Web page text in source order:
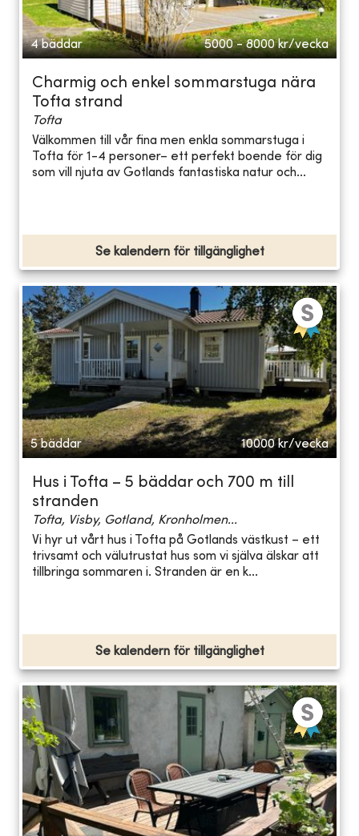
4 bäddar 5000 - 8000 kr/vecka
Charmig och enkel sommarstuga nära
Tofta strand
Tofta
Välkommen till vår fina men enkla sommarstuga i
Tofta för 1-4 personer– ett perfekt boende för dig
som vill njuta av Gotlands fantastiska natur och...
Se kalendern för tillgänglighet
5 bäddar 10000 kr/vecka
Hus i Tofta – 5 bäddar och 700 m till
stranden
Tofta, Visby, Gotland, Kronholmen...
Vi hyr ut vårt hus i Tofta på Gotlands västkust – ett
trivsamt och välutrustat hus som vi själva älskar att
tillbringa sommaren i. Stranden är en k...
Se kalendern för tillgänglighet